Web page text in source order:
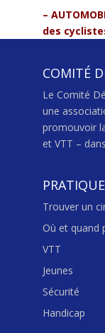
–
des
COMITÉ
Le Comité
une
promouvoir
et VTT –
Trouver un
Où et quand
VTT
Jeunes
Sécurité
Handicap